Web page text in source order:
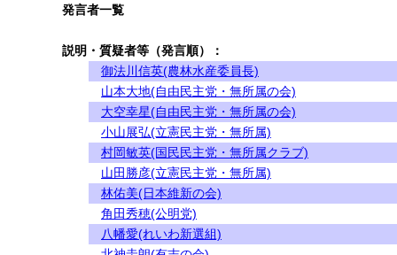
発言者一覧
説明・質疑者等（発言順）：
御法川信英(農林水産委員長)
山本大地(自由民主党・無所属の会)
大空幸星(自由民主党・無所属の会)
小山展弘(立憲民主党・無所属)
村岡敏英(国民民主党・無所属クラブ)
山田勝彦(立憲民主党・無所属)
林佑美(日本維新の会)
角田秀穂(公明党)
八幡愛(れいわ新選組)